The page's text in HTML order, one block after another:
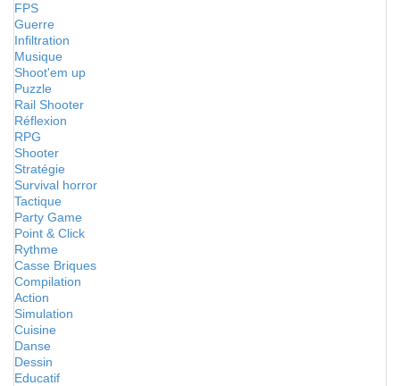
FPS
Guerre
Infiltration
Musique
Shoot'em up
Puzzle
Rail Shooter
Réflexion
RPG
Shooter
Stratégie
Survival horror
Tactique
Party Game
Point & Click
Rythme
Casse Briques
Compilation
Action
Simulation
Cuisine
Danse
Dessin
Educatif